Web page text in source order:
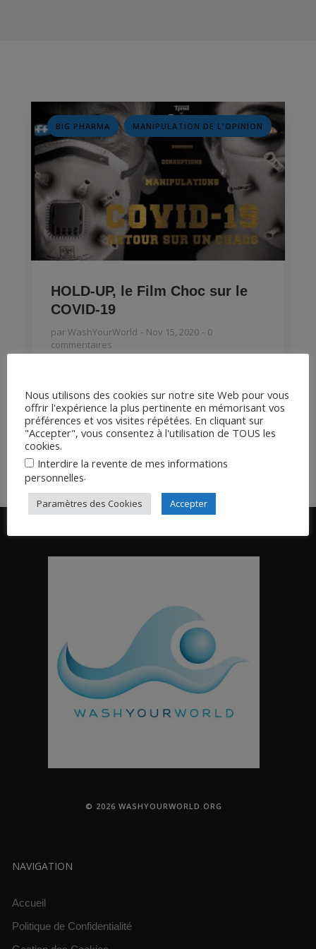
BIG PHARMA , MANIPULATION DE L'OPINION
HOLD-UP, le Film Choc sur le
COVID-19
parWashYourWorld Nov 15, 2020
0
commentaires
Crowdbunker Soutenez Tprod sur Tipeee...
LIRE LA SUITE
© 2026 WASHYOURWORLD.ORG
NAVIGATION
Accueil
Politique de Confidentialité
Nous utilisons des cookies sur notre site Web pour vous
offrir l'expérience la plus pertinente en mémorisant vos
préférences et vos visites répétées. En cliquant sur
"Accepter", vous consentez à l'utilisation de TOUS les
cookies.
Interdire la revente de mes informations
personnelles.
Paramètres des Cookies Accepter